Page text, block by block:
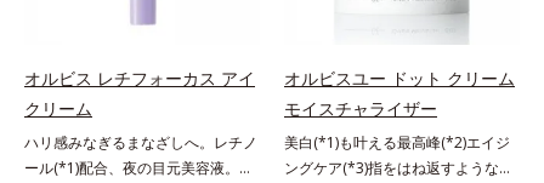
ル*5 乾燥や汚れによる*6 キメの乱
れによる＜使用量目安＞適量＜使用
ステップ＞オルビス ザ クレンジン
グ オイル ⇒ 洗顔料 ⇒ 化粧
ら配合している美白有効成分「トラ
ネキサム酸」を配合しました。さら
に、シリーズ共通の美容成分(*7)
「GLルートブースター(*9)」を配合
り込み、小さくばらけて肌表面にう
るおいベールを形成。これにより、
することを防止し、細かい毛穴汚れ
をごっそりするん！角栓溶解オイル
(*4)が詰まりや黒ずみも溶かして、
毛穴の目立ちにくいすべすべ肌に洗
オルビス レチフォーカス アイ
クリーム
ハリ感みなぎるまなざしへ。レチノ
ール(*1)配合、夜の目元美容液。オ
オルビスユー ドット クリーム
モイスチャライザー
美白(*1)も叶える最高峰(*2)エイジ
ングケア(*3)指をはね返すような弾